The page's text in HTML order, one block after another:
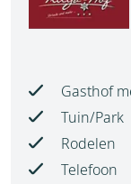
Gasthof
Tuin/Park
Rodelen
Telefoon